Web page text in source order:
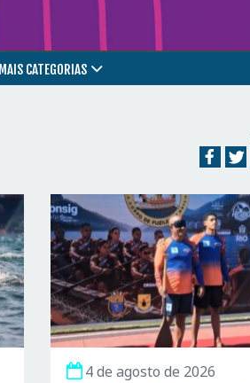
MAIS CATEGORIAS
4 de agosto de 2026